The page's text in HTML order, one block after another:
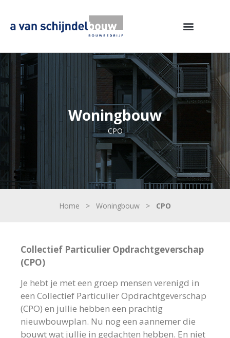
Woningbouw
CPO
Home > Woningbouw > CPO
Collectief Particulier Opdrachtgeverschap
(CPO)
Je hebt je met een groep mensen verenigd in
een Collectief Particulier Opdrachtgeverschap
(CPO) en jullie hebben een prachtig
nieuwbouwplan. Nu nog een aannemer die
bouwt wat jullie in gedachten hebben. En niet